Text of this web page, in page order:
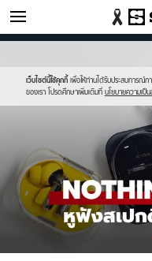
ไอที
เว็บไซต์นี้ใช้คุกกี้ เพื่อให้ท่านได้รับประสบการณ์
ของเรา โปรดศึกษาเพิ่มเติมที่ นโยบายความเป็
sanook.png